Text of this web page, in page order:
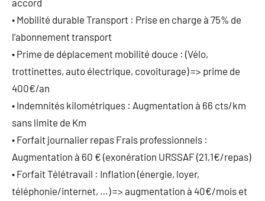
• Mobilité durable Transport : Prise en charge à 75% de
l’abonnement transport
• Prime de déplacement mobilité douce : (Vélo,
trottinettes, auto électrique, covoiturage) => prime de
400€/an
• Indemnités kilométriques : Augmentation à 66 cts/km
sans limite de Km
• Forfait journalier repas Frais professionnels :
Augmentation à 60 € (exonération URSSAF (21,1€/repas)
• Forfait Télétravail : Inflation (énergie, loyer,
téléphonie/internet, …) => augmentation à 40€/mois et